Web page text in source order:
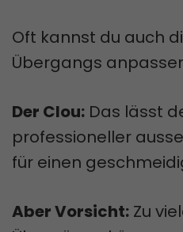
Oft kannst du auch
Übergangs
Der Clou: Das lässt
professioneller
für einen
Aber Vorsicht: Zu